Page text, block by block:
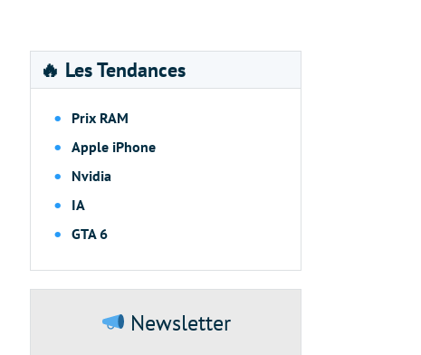
🔥 Les Tendances
Prix RAM
Apple iPhone
Nvidia
IA
GTA 6
Newsletter